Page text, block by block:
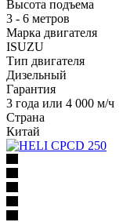
Высота подъема
3 - 6 метров
Марка двигателя
ISUZU
Тип двигателя
Дизельный
Гарантия
3 года или 4 000 м/ч
Страна
Китай